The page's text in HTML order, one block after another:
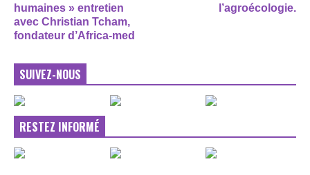
humaines » entretien
avec Christian Tcham,
fondateur d’Africa-med
l’agroécologie.
SUIVEZ-NOUS
RESTEZ INFORMÉ